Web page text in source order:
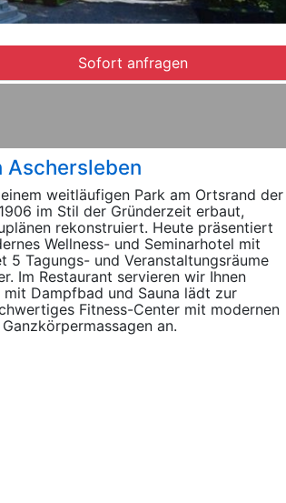
Sofort anfragen
Aschersleben
weitläufigen Park am Ortsrand der
im Stil der Gründerzeit erbaut,
rekonstruiert. Heute präsentiert
Wellness- und Seminarhotel mit
Tagungs- und Veranstaltungsräume
Im Restaurant servieren wir Ihnen
mit Dampfbad und Sauna lädt zur
Fitness-Center mit modernen
an.